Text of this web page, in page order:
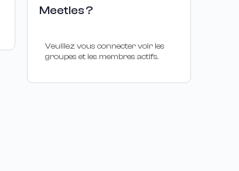
Meetles ?
Veuillez vous connecter voir les
groupes et les membres actifs.